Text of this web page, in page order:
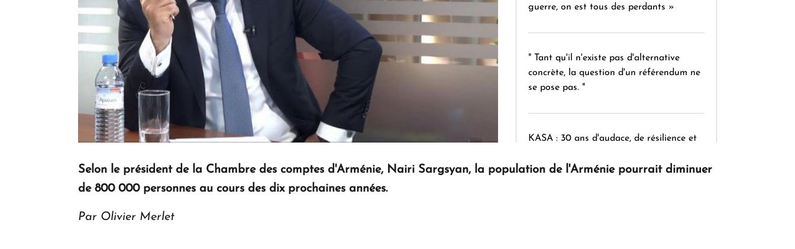
guerre, on est tous des perdants »
" Tant qu'il n'existe pas d'alternative
concrète, la question d'un référendum ne
se pose pas. "
KASA : 30 ans d'audace, de résilience et
Selon le président de la Chambre des comptes d'Arménie, Nairi Sargsyan, la population de l'Arménie pourrait diminuer
de 800 000 personnes au cours des dix prochaines années.
Par Olivier Merlet